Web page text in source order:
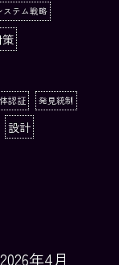
ステム戦略
認証 発見統制
設計
2026年4月